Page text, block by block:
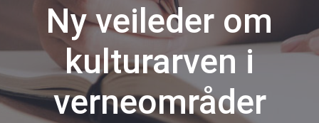
ledere
og
verneombud
Ny veileder om
kulturarven i
verneområder